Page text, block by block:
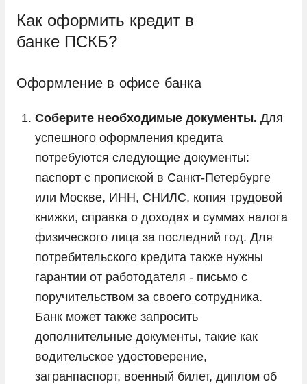
Как оформить кредит в
банке ПСКБ?
Оформление в офисе банка
Соберите необходимые документы. Для
успешного оформления кредита
потребуются следующие документы:
паспорт с пропиской в Санкт-Петербурге
или Москве, ИНН, СНИЛС, копия трудовой
книжки, справка о доходах и суммах налога
физического лица за последний год. Для
потребительского кредита также нужны
гарантии от работодателя - письмо с
поручительством за своего сотрудника.
Банк может также запросить
дополнительные документы, такие как
водительское удостоверение,
загранпаспорт, военный билет, диплом об